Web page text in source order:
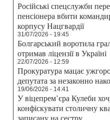
Російські спецслужби
пенсіонера вбити
корпусу Нацгвардії
31/07/2026 - 19:45
Болгарський воротила
отримав ліцензії в Україні
22/07/2026 - 12:59
Прокуратура мацає
депутата за незаконно
19/06/2026 - 14:41
У віцепрем’єра Кулеби
конфіскувати столичну
записану на сестру